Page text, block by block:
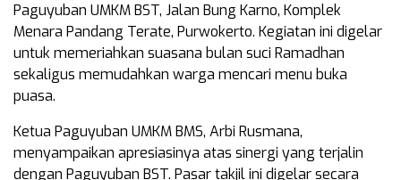
Paguyuban UMKM BST, Jalan Bung Karno, Komplek
Menara Pandang Terate, Purwokerto. Kegiatan ini digelar
untuk memeriahkan suasana bulan suci Ramadhan
sekaligus memudahkan warga mencari menu buka
puasa.
Ketua Paguyuban UMKM BMS, Arbi Rusmana,
menyampaikan apresiasinya atas sinergi yang terjalin
dengan Paguyuban BST. Pasar takjil ini digelar secara